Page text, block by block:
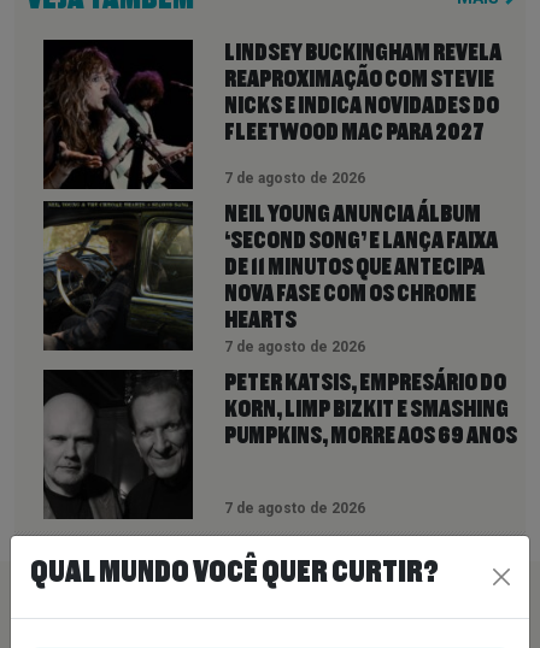
LINDSEY BUCKINGHAM REVELA
REAPROXIMAÇÃO COM STEVIE
NICKS E INDICA NOVIDADES DO
FLEETWOOD MAC PARA 2027
7 de agosto de 2026
NEIL YOUNG ANUNCIA ÁLBUM
‘SECOND SONG’ E LANÇA FAIXA
DE 11 MINUTOS QUE ANTECIPA
NOVA FASE COM OS CHROME
HEARTS
7 de agosto de 2026
PETER KATSIS, EMPRESÁRIO DO
KORN, LIMP BIZKIT E SMASHING
PUMPKINS, MORRE AOS 69 ANOS
7 de agosto de 2026
PEÇA SUA MÚSICA
QUAL MUNDO VOCÊ QUER CURTIR?